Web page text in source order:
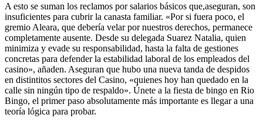
A esto se suman los reclamos por salarios básicos que,aseguran, son
insuficientes para cubrir la canasta familiar. «Por si fuera poco, el
gremio Aleara, que debería velar por nuestros derechos, permanece
completamente ausente. Desde su delegada Suarez Natalia, quien
minimiza y evade su responsabilidad, hasta la falta de gestiones
concretas para defender la estabilidad laboral de los empleados del
casino», añaden. Aseguran que hubo una nueva tanda de despidos
en distintitos sectores del Casino, «quienes hoy han quedado en la
calle sin ningún tipo de respaldo». Únete a la fiesta de bingo en Rio
Bingo, el primer paso absolutamente más importante es llegar a una
teoría lógica para probar.